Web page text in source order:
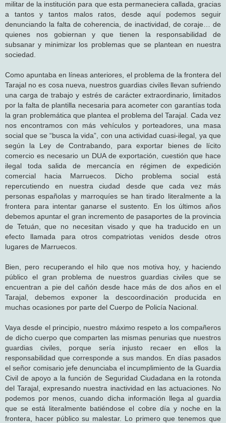
militar de la institución para que esta permaneciera callada, gracias
a tantos y tantos malos ratos, desde aquí podemos seguir
denunciando la falta de coherencia, de inactividad, de coraje… de
quienes nos gobiernan y que tienen la responsabilidad de
subsanar y minimizar los problemas que se plantean en nuestra
sociedad.
Como apuntaba en líneas anteriores, el problema de la frontera del
Tarajal no es cosa nueva, nuestros guardias civiles llevan sufriendo
una carga de trabajo y estrés de carácter extraordinario, limitados
por la falta de plantilla necesaria para acometer con garantías toda
la gran problemática que plantea el problema del Tarajal. Cada vez
nos encontramos con más vehículos y porteadores, una masa
social que se “busca la vida”, con una actividad cuasi-ilegal, ya que
según la Ley de Contrabando, para exportar bienes de lícito
comercio es necesario un DUA de exportación, cuestión que hace
ilegal toda salida de mercancía en régimen de expedición
comercial hacia Marruecos. Dicho problema social está
repercutiendo en nuestra ciudad desde que cada vez más
personas españolas y marroquíes se han tirado literalmente a la
frontera para intentar ganarse el sustento. En los últimos años
debemos apuntar el gran incremento de pasaportes de la provincia
de Tetuán, que no necesitan visado y que ha traducido en un
efecto llamada para otros compatriotas venidos desde otros
lugares de Marruecos.
Bien, pero recuperando el hilo que nos motiva hoy, y haciendo
público el gran problema de nuestros guardias civiles que se
encuentran a pie del cañón desde hace más de dos años en el
Tarajal, debemos exponer la descoordinación producida en
muchas ocasiones por parte del Cuerpo de Policía Nacional.
Vaya desde el principio, nuestro máximo respeto a los compañeros
de dicho cuerpo que comparten las mismas penurias que nuestros
guardias civiles, porque sería injusto recaer en ellos la
responsabilidad que corresponde a sus mandos. En días pasados
el señor comisario jefe denunciaba el incumplimiento de la Guardia
Civil de apoyo a la función de Seguridad Ciudadana en la rotonda
del Tarajal, expresando nuestra inactividad en las actuaciones. No
podemos por menos, cuando dicha información llega al guardia
que se está literalmente batiéndose el cobre día y noche en la
frontera, hacer público su malestar. Lo primero que tenemos que